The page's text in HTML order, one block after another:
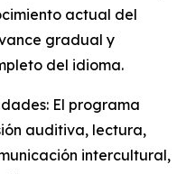
actual del
gradual y
del idioma.
El programa
auditiva, lectura,
intercultural,